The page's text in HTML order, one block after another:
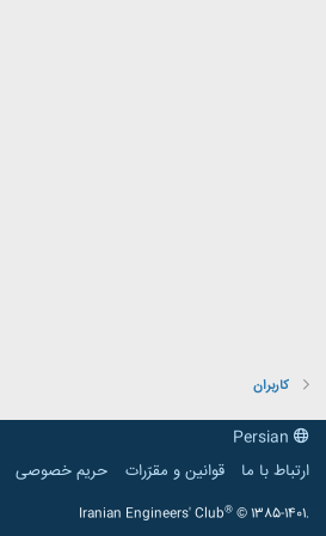
کاربران
ارتباط با ما
قوانین و مقرّرات حریم خصوصی
Iranian Engineers' Club® © 1385-1401.